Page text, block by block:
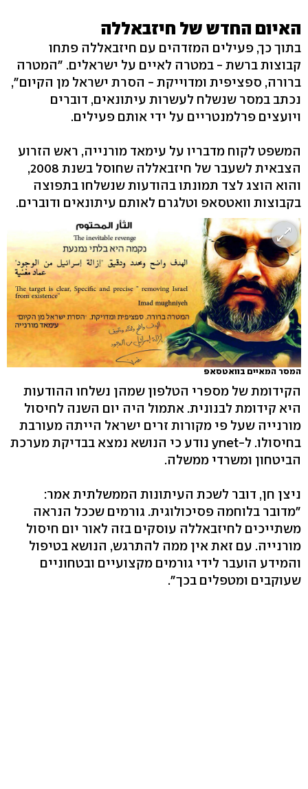
האיום החדש של חיזבאללה
בתוך כך, פעילים המזדהים עם חיזבאללה פתחו
קבוצות ברשת - במטרה לאיים על ישראלים. "המטרה
ברורה, ספציפית ומדוייקת - הסרת ישראל מן הקיום",
נכתב במסר שנשלח לעשרות עיתונאים, דוברים
ויועצים פרלמנטריים על ידי אותם פעילים.
המשפט לקוח מדבריו על עימאד מורנייה, ראש הזרוע
הצבאית לשעבר של חיזבאללה שחוסל בשנת 2008,
והוא הוצג לצד תמונתו בהודעות שנשלחו בתפוצה
בקבוצות וואטסאפ וטלגרם לאותם עיתונאים ודוברים.
המסר המאיים בוואטסאפ
הקידומת של מספרי הטלפון שמהן נשלחו ההודעות
היא קידומת לבנונית. אתמול היה יום השנה לחיסול
מורנייה שעל פי מקורות זרים ישראל הייתה מעורבת
בחיסולו. ל-ynet נודע כי הנושא נמצא בבדיקת מערכת
הביטחון ומשרדי ממשלה.
ניצן חן, דובר לשכת העיתונות הממשלתית אמר:
"מדובר בלוחמה פסיכולוגית. גורמים שככל הנראה
משתייכים לחיזבאללה עוסקים בזה לאור יום חיסול
מורנייה. עם זאת אין ממה להתרגש, הנושא בטיפול
והמידע הועבר לידי גורמים מקצועיים ובטחוניים
שעוקבים ומטפלים בכך".